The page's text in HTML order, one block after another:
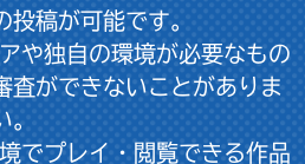
稿が可能です。
や独自の環境が必要なもの
査ができないことがありま
でプレイ・閲覧できる作品